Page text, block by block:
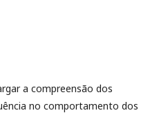
a compreensão dos
no comportamento dos